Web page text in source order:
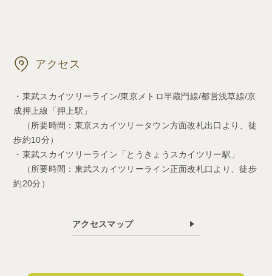
アクセス
・東武スカイツリーライン/東京メトロ半蔵門線/都営浅草線/京
成押上線「押上駅」
（所要時間：東京スカイツリータウン方面改札出口より、徒
歩約10分）
・東武スカイツリーライン「とうきょうスカイツリー駅」
（所要時間：東武スカイツリーライン正面改札口より、徒歩
約20分）
アクセスマップ